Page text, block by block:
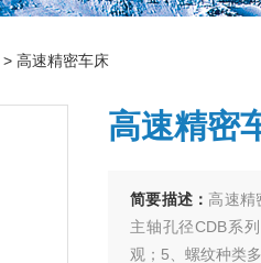
> 高速精密车床
高速精密
简要描述： 高速精
主轴孔径CDB系
观；5、螺纹种类